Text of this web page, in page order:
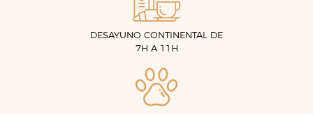
DESAYUNO CONTINENTAL DE
7H A 11H